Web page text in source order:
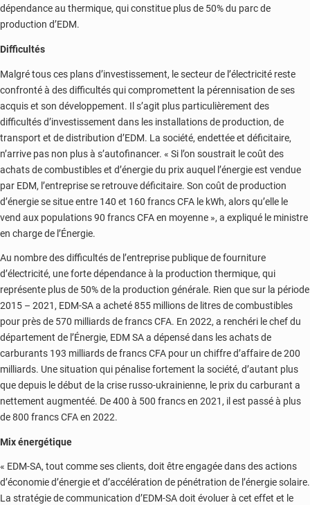
dépendance au thermique, qui constitue plus de 50% du parc de
production d’EDM.
Difficultés
Malgré tous ces plans d’investissement, le secteur de l’électricité reste
confronté à des difficultés qui compromettent la pérennisation de ses
acquis et son développement. Il s’agit plus particulièrement des
difficultés d’investissement dans les installations de production, de
transport et de distribution d’EDM. La société, endettée et déficitaire,
n’arrive pas non plus à s’autofinancer. « Si l’on soustrait le coût des
achats de combustibles et d’énergie du prix auquel l’énergie est vendue
par EDM, l’entreprise se retrouve déficitaire. Son coût de production
d’énergie se situe entre 140 et 160 francs CFA le kWh, alors qu’elle le
vend aux populations 90 francs CFA en moyenne », a expliqué le ministre
en charge de l’Énergie.
Au nombre des difficultés de l’entreprise publique de fourniture
d’électricité, une forte dépendance à la production thermique, qui
représente plus de 50% de la production générale. Rien que sur la période
2015 – 2021, EDM-SA a acheté 855 millions de litres de combustibles
pour près de 570 milliards de francs CFA. En 2022, a renchéri le chef du
département de l’Énergie, EDM SA a dépensé dans les achats de
carburants 193 milliards de francs CFA pour un chiffre d’affaire de 200
milliards. Une situation qui pénalise fortement la société, d’autant plus
que depuis le début de la crise russo-ukrainienne, le prix du carburant a
nettement augmentéé. De 400 à 500 francs en 2021, il est passé à plus
de 800 francs CFA en 2022.
Mix énergétique
« EDM-SA, tout comme ses clients, doit être engagée dans des actions
d’économie d’énergie et d’accélération de pénétration de l’énergie solaire.
La stratégie de communication d’EDM-SA doit évoluer à cet effet et le